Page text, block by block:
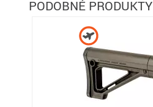
PODOBNÉ PRODUKTY